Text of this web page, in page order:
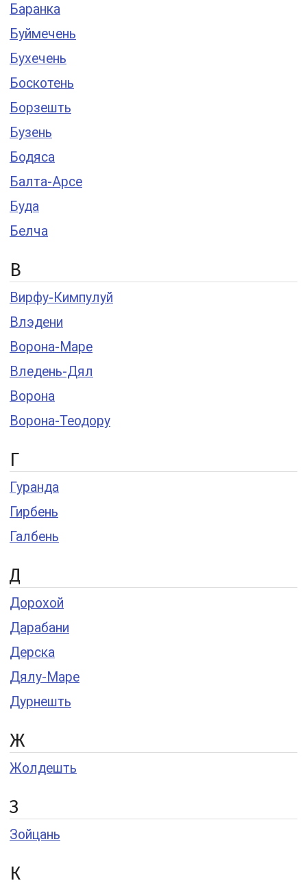
Баранка
Буймечень
Бухечень
Боскотень
Борзешть
Бузень
Бодяса
Балта-Арсе
Буда
Белча
В
Вирфу-Кимпулуй
Влэдени
Ворона-Маре
Вледень-Дял
Ворона
Ворона-Теодору
Г
Гуранда
Гирбень
Галбень
Д
Дорохой
Дарабани
Дерска
Дялу-Маре
Дурнешть
Ж
Жолдешть
З
Зойцань
К